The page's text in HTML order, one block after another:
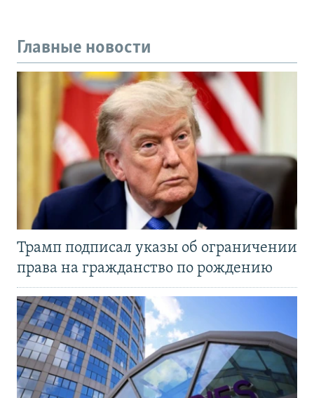
Главные новости
Трамп подписал указы об ограничении
права на гражданство по рождению